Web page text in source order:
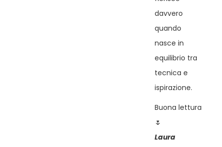
davvero
quando
nasce in
equilibrio tra
tecnica e
ispirazione.
Buona lettura
🌷
Laura